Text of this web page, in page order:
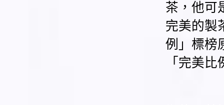
茶，他可
完美的製
例」標榜
「完美